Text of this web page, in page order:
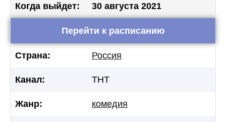
Когда выйдет: 30 августа 2021
Перейти к расписанию
Страна: Россия
Канал: ТНТ
Жанр: комедия